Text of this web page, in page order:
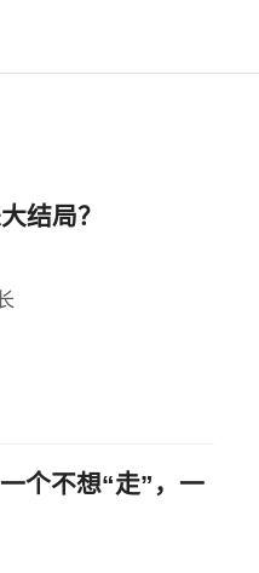
结局？
个不想“走”，一